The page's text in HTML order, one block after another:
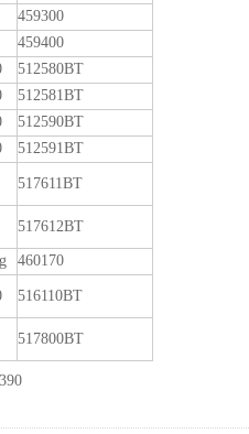
459300
459400
512580BT
512581BT
512590BT
512591BT
517611BT
517612BT
460170
516110BT
517800BT